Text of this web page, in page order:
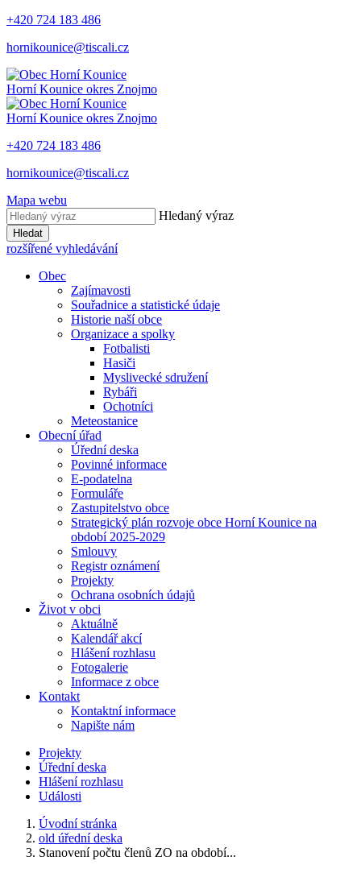
+420 724 183 486
hornikounice@tiscali.cz
Horní Kounice okres Znojmo
Horní Kounice okres Znojmo
+420 724 183 486
hornikounice@tiscali.cz
Mapa webu
Hledaný výraz
Hledat
rozšířené vyhledávání
Obec
Zajímavosti
Souřadnice a statistické údaje
Historie naší obce
Organizace a spolky
Fotbalisti
Hasiči
Myslivecké sdružení
Rybáři
Ochotníci
Meteostanice
Obecní úřad
Úřední deska
Povinné informace
E-podatelna
Formuláře
Zastupitelstvo obce
Strategický plán rozvoje obce Horní Kounice na
období 2025-2029
Smlouvy
Registr oznámení
Projekty
Ochrana osobních údajů
Život v obci
Aktuálně
Kalendář akcí
Hlášení rozhlasu
Fotogalerie
Informace z obce
Kontakt
Kontaktní informace
Napište nám
Projekty
Úřední deska
Hlášení rozhlasu
Události
Úvodní stránka
old úřední deska
Stanovení počtu členů ZO na období...